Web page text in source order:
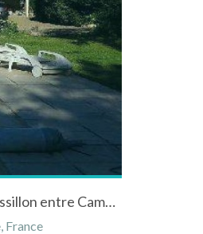
Maison à Congenies dans le Gard en Languedoc-Roussillon entre Camargue et Garrigue
France